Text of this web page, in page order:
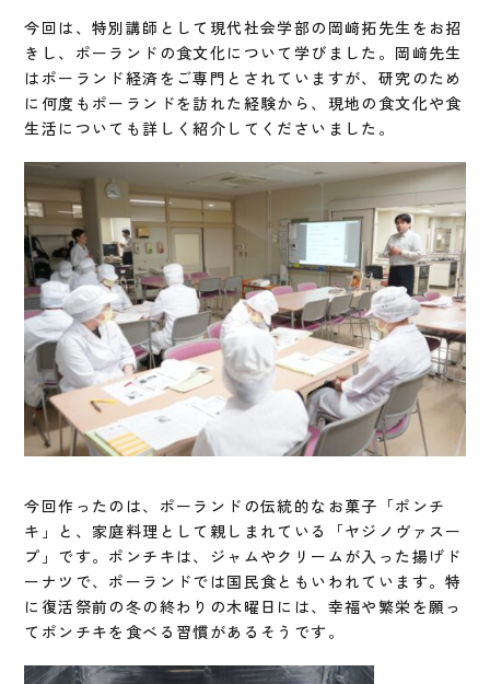
今回は、特別講師として現代社会学部の岡﨑拓先生をお招
きし、ポーランドの食文化について学びました。岡﨑先生
はポーランド経済をご専門とされていますが、研究のため
に何度もポーランドを訪れた経験から、現地の食文化や食
生活についても詳しく紹介してくださいました。
今回作ったのは、ポーランドの伝統的なお菓子「ポンチ
キ」と、家庭料理として親しまれている「ヤジノヴァスー
プ」です。ポンチキは、ジャムやクリームが入った揚げド
ーナツで、ポーランドでは国民食ともいわれています。特
に復活祭前の冬の終わりの木曜日には、幸福や繁栄を願っ
てポンチキを食べる習慣があるそうです。